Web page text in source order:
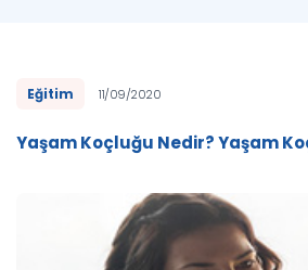
Eğitim 11/09/2020
Yaşam Koçluğu Nedir? Yaşam